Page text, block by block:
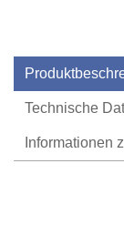
Technische
Informationen